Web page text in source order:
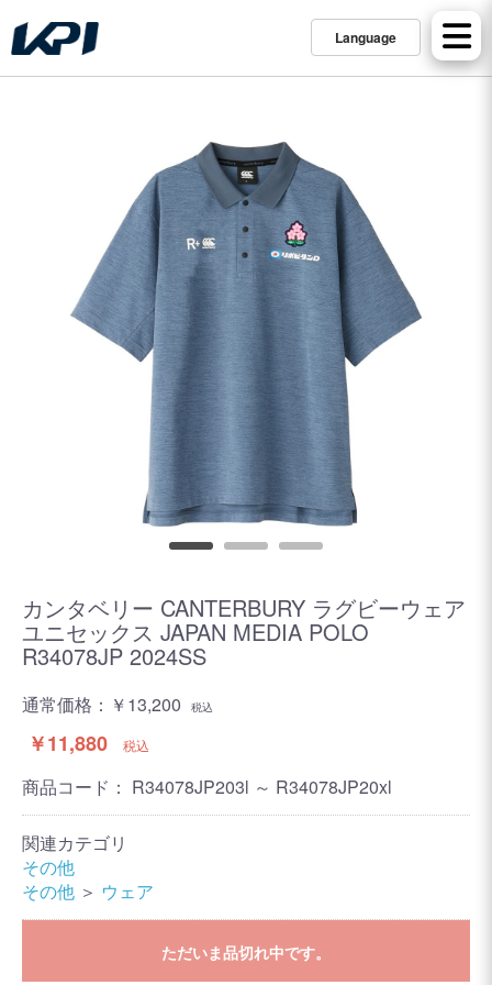
Language
カンタベリー CANTERBURY ラグビーウェア
ユニセックス JAPAN MEDIA POLO
R34078JP 2024SS
通常価格： ￥13,200 税込
￥11,880 税込
商品コード： R34078JP203l ～ R34078JP20xl
関連カテゴリ
その他
その他 ＞ ウェア
ただいま品切れ中です。